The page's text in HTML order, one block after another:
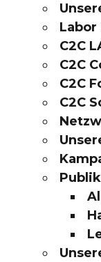
C2C
C2C
C2C
C2C